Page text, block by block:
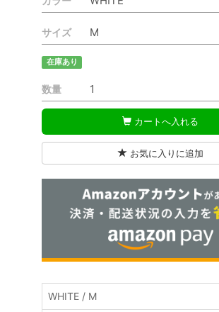
サイズ
在庫あり
数量
カートへ入れる
お気に入りに追加
WHITE / M